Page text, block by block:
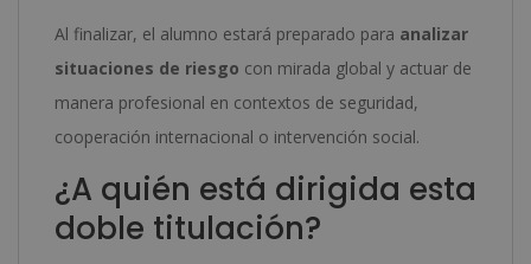
Al finalizar, el alumno estará preparado para analizar
situaciones de riesgo con mirada global y actuar de
manera profesional en contextos de seguridad,
cooperación internacional o intervención social.
¿A quién está dirigida esta
doble titulación?